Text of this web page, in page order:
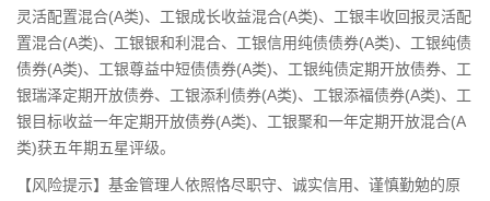
灵活配置混合(A类)、工银成长收益混合(A类)、工银丰收回报灵活配
置混合(A类)、工银银和利混合、工银信用纯债债券(A类)、工银纯债
债券(A类)、工银尊益中短债债券(A类)、工银纯债定期开放债券、工
银瑞泽定期开放债券、工银添利债券(A类)、工银添福债券(A类)、工
银目标收益一年定期开放债券(A类)、工银聚和一年定期开放混合(A
类)获五年期五星评级。
【风险提示】基金管理人依照恪尽职守、诚实信用、谨慎勤勉的原